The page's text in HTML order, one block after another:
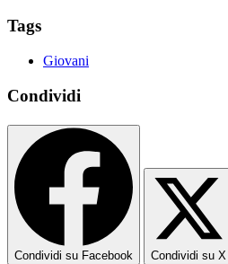
Tags
Giovani
Condividi
Condividi su Facebook Condividi su X